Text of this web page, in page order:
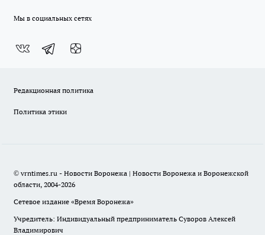
Мы в социальных сетях
Редакционная политика
Политика этики
© vrntimes.ru - Новости Воронежа | Новости Воронежа и Воронежской
области, 2004-2026
Сетевое издание «Время Воронежа»
Учредитель: Индивидуальный предприниматель Суворов Алексей
Владимирович